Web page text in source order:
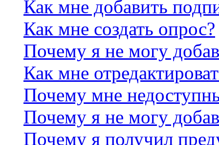
Как мне добавить
Как мне создать опрос?
Почему я не могу
Как мне
Почему мне
Почему я не могу
Почему я получил